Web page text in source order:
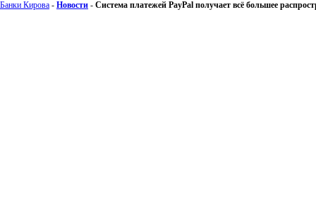
Банки Кирова - Новости - Система платежей PayPal получает всё большее